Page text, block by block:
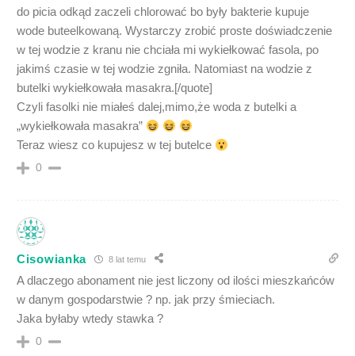
do picia odkąd zaczeli chlorować bo były bakterie kupuje
wode buteelkowaną. Wystarczy zrobić proste doświadczenie
w tej wodzie z kranu nie chciała mi wykiełkować fasola, po
jakimś czasie w tej wodzie zgniła. Natomiast na wodzie z
butelki wykiełkowała masakra.[/quote]
Czyli fasolki nie miałeś dalej,mimo,że woda z butelki a
„wykiełkowała masakra”
Teraz wiesz co kupujesz w tej butelce
0
Cisowianka 8 lat temu
A dlaczego abonament nie jest liczony od ilości mieszkańców
w danym gospodarstwie ? np. jak przy śmieciach.
Jaka byłaby wtedy stawka ?
0